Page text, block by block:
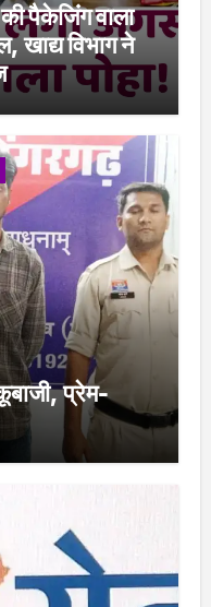
पैकेजिंग वाला
खाद्य विभाग ने
प्रेम-